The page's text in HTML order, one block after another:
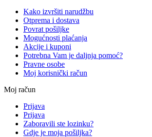
Kako izvršiti narudžbu
Otprema i dostava
Povrat pošiljke
Mogućnosti plaćanja
Akcije i kuponi
Potrebna Vam je daljnja pomoć?
Pravne osobe
Moj korisnički račun
Moj račun
Prijava
Prijava
Zaboravili ste lozinku?
Gdje je moja pošiljka?